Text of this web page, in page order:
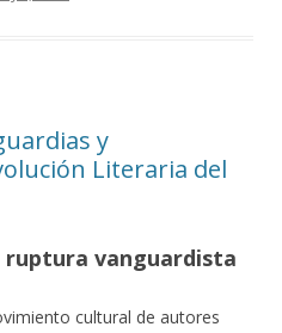
y
Literaria del
ruptura vanguardista
cultural de autores